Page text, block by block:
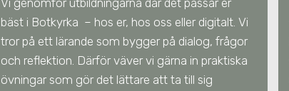
Vi genomför utbildningarna där det passar er
bäst i Botkyrka – hos er, hos oss eller digitalt. Vi
tror på ett lärande som bygger på dialog, frågor
och reflektion. Därför väver vi gärna in praktiska
övningar som gör det lättare att ta till sig